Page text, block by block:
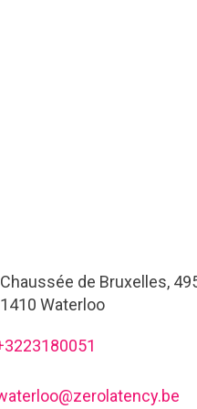
Chaussée de Bruxelles,
1410 Waterloo